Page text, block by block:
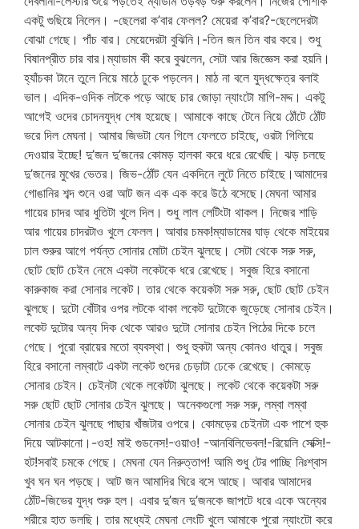
একটু গুছিয়ে নিলেন। -ছেলেরা ক’বার ফেলল? মেয়েরা ক’বার?-ছেলেদেরটা
বোঝা গেছে। পাঁচ বার। মেয়েদেরটা বুঝিনি।-তিন জন তিন বার করে। শুধু
বিষানপ্রীত চার বার।ম্যাডাম কী করে বুঝলেন, সেটা আর জিজ্ঞেস করা হয়নি।
হ্যাঁচকা টানে তুলে নিয়ে মাঠে ঢুকে পড়লেন। মাঠ না বলে যুদ্ধক্ষেত্র বলাই
ভাল। এদিক-ওদিক লটকে পড়ে আছে চার জোড়া ন্যাংটো মাগি-মদ্দ। একটু
আগেই ওদের চোদনযুদ্ধ শেষ হয়েছে। আমাকে কাছে টেনে নিয়ে ঠোঁটে ঠোঁট
ভরে দিল মেঘনা। আমার জিভটা যেন গিলে ফেলতে চাইছে, ওরটা গিলিয়ে
দেওয়ার ইচ্ছে! দু’জন দু’জনের কোমড় হালকা করে ধরে রেখেছি। ঝড় চলছে
দু’জনের মুখের ভেতর। জিভ-ঠোঁট যেন একদিনে লুটে নিতে চাইছে।আমাদের
গোঙানির শব্দ শুনে ওরা আট জন এক এক করে উঠে বসেছে।মেঘনা আমার
গায়ের চাদর আর ধুতিটা খুলে দিল। শুধু লাল লেটিংটা থাকল। নিজের শাড়ি
আর গায়ের চাদরটাও খুলে ফেলল। আবার চমক!ম্যাডামের ঘাড় থেকে মাইয়ের
ঢাল শুরুর আগে পর্যন্ত সোনার মোটা চেইন ঝুলছে। সেটা থেকে সরু সরু,
ছোট ছোট চেইন নেমে একটা লকেটকে ধরে রেখেছে। সবুজ হিরে বসানো
কারুকাজ করা সোনার লকেট। তার থেকে কয়েকটা সরু সরু, ছোট ছোট চেইন
ঝুলছে। দুটো বোঁটার ওপর লটকে থাকা লকেট দুটোকে জুড়েছে সোনার চেইন।
লকেট দুটোর অন্য দিক থেকে আরও দুটো সোনার চেইন পিঠের দিকে চলে
গেছে। পুরো ব্রায়ের মতো ব্যবস্থা। শুধু হুকটা অন্য কোনও ধাতুর। সবুজ
হিরে বসানো লম্বাটে একটা লকেট গুদের চেড়াটা ঢেকে রেখেছে। কোমড়ে
সোনার চেইন। চেইনটা থেকে লকেটটা ঝুলছে। লকেট থেকে কয়েকটা সরু
সরু ছোট ছোট সোনার চেইন ঝুলছে। অনেকগুলো সরু সরু, লম্বা লম্বা
সোনার চেইন ঝুলছে পাছার খাঁজটার ওপরে। কোমড়ের চেইনটা এক পাশে হুক
দিয়ে আটকানো।-ওহ! মাই গুডনেস!-ওয়াও! -আনবিলিভেবল!-রিয়েলি সেক্সি!-
হট!সবাই চমকে গেছে। মেঘনা যেন নিরুত্তাপ! আমি শুধু টের পাচ্ছি নিঃশ্বাস
খুব ঘন ঘন পড়ছে। আট জন আমাদির ঘিরে বসে আছে। আবার আমাদের
ঠোঁট-জিভের যুদ্ধ শুরু হল। এবার দু’জন দু’জনকে জাপটে ধরে একে অন্যের
শরীরে হাত ডলছি। তার মধ্যেই মেঘনা লেংটি খুলে আমাকে পুরো ন্যাংটো করে